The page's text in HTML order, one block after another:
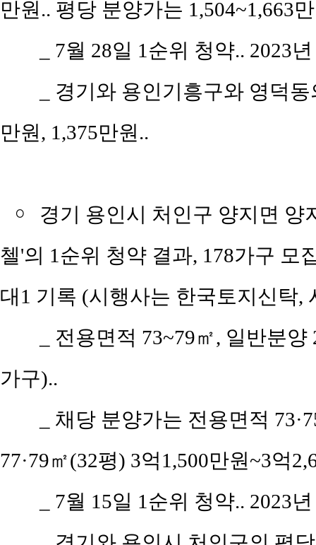
만원.. 평당 분양가는 1,504~1,663
_ 7월 28일 1순위 청약.. 2023
_ 경기와 용인기흥구와 영덕
만원, 1,375만원..
￮
경기 용인시 처인구 양지면 양
첼'의 1순위 청약 결과, 178가구 모
대1 기록 (시행사는 한국토지신탁,
_ 전용면적 73~79㎡, 일반분
가구)..
_ 채당 분양가는 전용면적
77·79㎡(32평) 3억1,500만원~3억
_ 7월 15일 1순위 청약.. 2023